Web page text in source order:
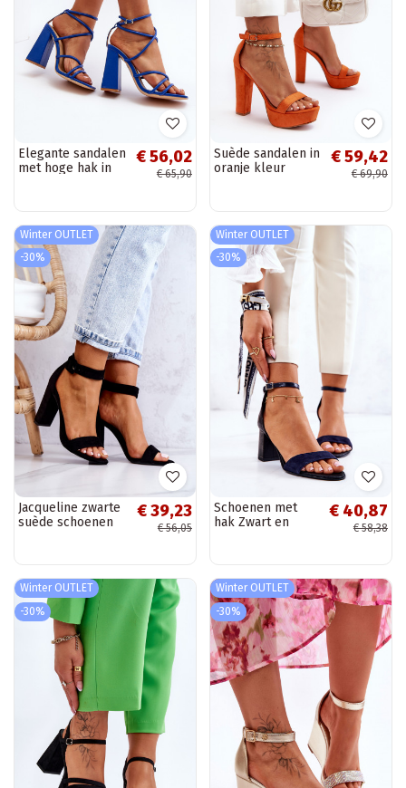
Elegante sandalen
met hoge hak in
€ 56,02
€ 65,90
Suède sandalen in
oranje kleur
€ 59,42
€ 69,90
Winter OUTLET
-30%
Jacqueline zwarte
suède schoenen
€ 39,23
€ 56,05
Winter OUTLET
-30%
Schoenen met
hak Zwart en
€ 40,87
€ 58,38
Winter OUTLET
-30%
Winter OUTLET
-30%